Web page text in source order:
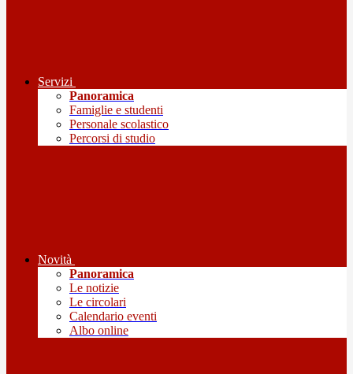
Servizi
Panoramica
Famiglie e studenti
Personale scolastico
Percorsi di studio
Novità
Panoramica
Le notizie
Le circolari
Calendario eventi
Albo online